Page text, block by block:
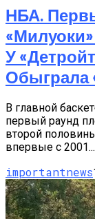
НБА.
У
Обыграла
В главной
первый раунд
второй
впервые с 2001...
importantnews